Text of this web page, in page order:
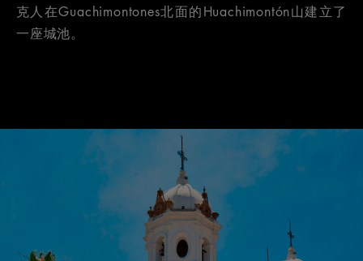
克人在Guachimontones北面的Huachimontón山建立了
一座城池。